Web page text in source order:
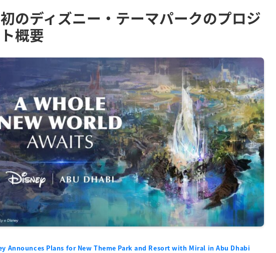
のディズニー・テーマパークのプロジ
概要
Announces Plans for New Theme Park and Resort with Miral in Abu Dhabi